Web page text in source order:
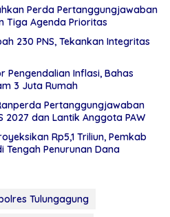
Perda Pertanggungjawaban
Tiga Agenda Prioritas
230 PNS, Tekankan Integritas
Pengendalian Inflasi, Bahas
3 Juta Rumah
Pertanggungjawaban
2027 dan Lantik Anggota PAW
Rp5,1 Triliun, Pemkab
Penurunan Dana
Tulungagung